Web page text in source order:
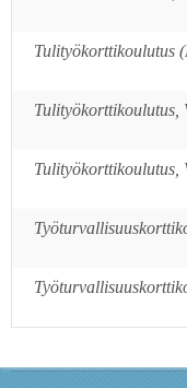
Tulityökorttikoulutus
Tulityökorttikoulutus,
Tulityökorttikoulutus,